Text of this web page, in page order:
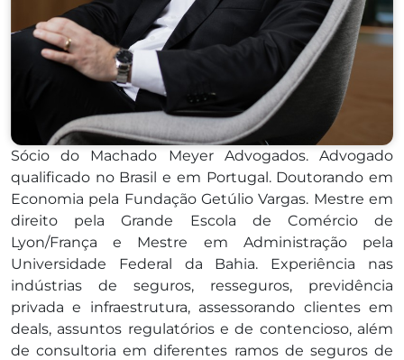
Sócio do Machado Meyer Advogados. Advogado
qualificado no Brasil e em Portugal. Doutorando em
Economia pela Fundação Getúlio Vargas. Mestre em
direito pela Grande Escola de Comércio de
Lyon/França e Mestre em Administração pela
Universidade Federal da Bahia. Experiência nas
indústrias de seguros, resseguros, previdência
privada e infraestrutura, assessorando clientes em
deals, assuntos regulatórios e de contencioso, além
de consultoria em diferentes ramos de seguros de